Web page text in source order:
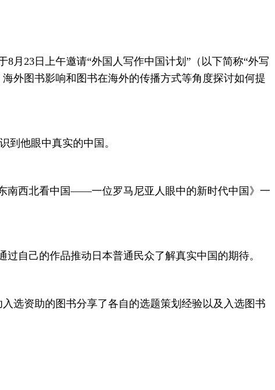
月23日上午邀请“外国人写作中国计划”（以下简称“外写
外图书影响和图书在海外的传播方式等角度探讨如何提
到他眼中真实的中国。
南西北看中国——一位罗马尼亚人眼中的新时代中国》一
自己的作品推动日本普通民众了解真实中国的期待。
选资助的图书分享了各自的选题策划经验以及入选图书